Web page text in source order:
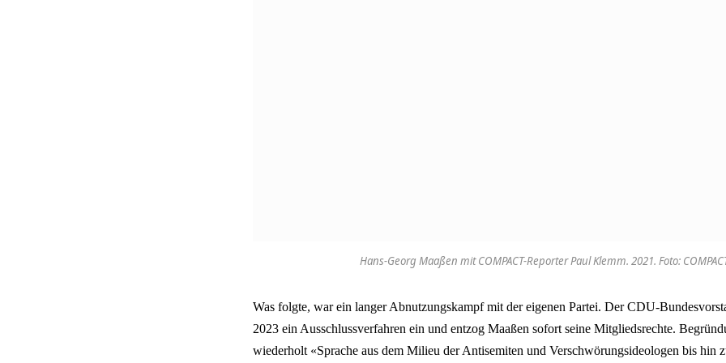
Hans-Georg Maaßen mit COMPACT-Reporter Paul Klemm. 2021. Foto:
Was folgte, war ein langer Abnutzungskampf mit der eigenen Partei. Der CDU-
2023 ein Ausschlussverfahren ein und entzog Maaßen sofort seine Mitgliedsrechte.
wiederholt «Sprache aus dem Milieu der Antisemiten und Verschwörungsideologen bis hin